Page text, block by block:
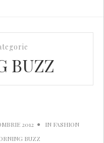
BUZZ
2012 IN FASHION
BUZZ